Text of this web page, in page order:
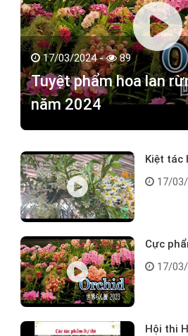
17/03/2024 - 89
Tuyệt phẩm hoa lan
năm 2024
Kiệt tác
17/
Cực
17/
Hội thi